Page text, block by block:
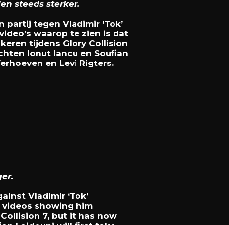
steeds sterker.
tegen Vladimir ‘Tok’
waarop te zien is dat
tijdens Glory Collision
Ionut Iancu en Soufian
en Levi Rigters.
Vladimir ‘Tok’
showing him
7, but it has now